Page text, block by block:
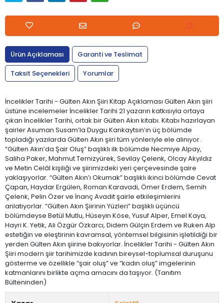
Ürün Açıklaması
Garanti ve Teslimat
Taksit Seçenekleri
Yorumlar
İncelikler Tarihi - Gülten Akın Şiiri Kitap Açıklaması Gülten Akın şiiri
üstüne incelemeler İncelikler Tarihi 21 yazarın katkısıyla ortaya
çıkan İncelikler Tarihi, ortak bir Gülten Akın kitabı. Kitabı hazırlayan
şairler Asuman Susam’la Duygu Kankaytsın’ın üç bölümde
topladığı yazılarda Gülten Akın şiiri tüm yönleriyle ele alınıyor.
“Gülten Akın’da Şair Oluş” başlıklı ilk bölümde Necmiye Alpay,
Saliha Paker, Mahmut Temizyürek, Sevilay Çelenk, Olcay Akyıldız
ve Metin Celâl kişiliği ve şiirimizdeki yeri çerçevesinde şaire
yaklaşıyorlar. “Gülten Akın’ı Okumak” başlıklı ikinci bölümde Cevat
Çapan, Haydar Ergülen, Roman Karavadi, Ömer Erdem, Semih
Çelenk, Pelin Özer ve İnanç Avadit şairle etkileşimlerini
anlatıyorlar. “Gülten Akın Şiirinin Yüzleri” başlıklı üçüncü
bölümdeyse Betül Mutlu, Hüseyin Köse, Yusuf Alper, Emel Kaya,
Hayri K. Yetik, Ali Özgür Özkarcı, Didem Gülçin Erdem ve Ruken Alp
estetiğin ve eleştirinin kavramsal, yöntemsel bilgisinin işletildiği bir
yerden Gülten Akın şiirine bakıyorlar. İncelikler Tarihi - Gülten Akın
Şiiri modern şiir tarihimizde kadının bireysel-toplumsal duruşunu
gösterme ve özellikle “şair oluş” ve “kadın oluş” imgelerinin
katmanlarını birlikte açma amacını da taşıyor. (Tanıtım
Bülteninden)